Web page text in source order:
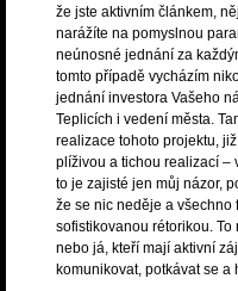
že jste aktivním článkem,
narážíte na pomyslnou
neúnosné jednání za
tomto případě vycházím
jednání investora Vašeho
Teplicích i vedení města.
realizace tohoto projektu,
plíživou a tichou realizací –
to je zajisté jen můj názor,
že se nic neděje a všechno
sofistikovanou rétorikou.
nebo já, kteří mají aktivní
komunikovat, potkávat se a